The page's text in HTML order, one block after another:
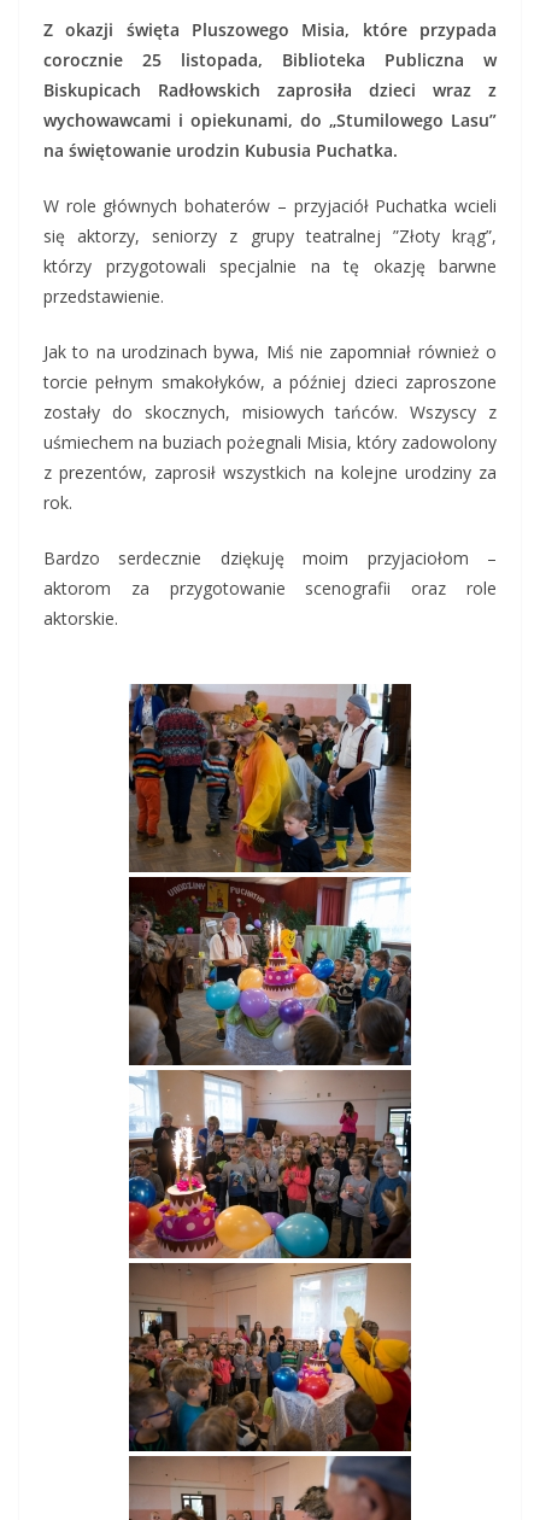
Z okazji święta Pluszowego Misia, które przypada
corocznie 25 listopada, Biblioteka Publiczna w
Biskupicach Radłowskich zaprosiła dzieci wraz z
wychowawcami i opiekunami, do „Stumilowego Lasu”
na świętowanie urodzin Kubusia Puchatka.
W role głównych bohaterów – przyjaciół Puchatka wcieli
się aktorzy, seniorzy z grupy teatralnej ”Złoty krąg”,
którzy przygotowali specjalnie na tę okazję barwne
przedstawienie.
Jak to na urodzinach bywa, Miś nie zapomniał również o
torcie pełnym smakołyków, a później dzieci zaproszone
zostały do skocznych, misiowych tańców. Wszyscy z
uśmiechem na buziach pożegnali Misia, który zadowolony
z prezentów, zaprosił wszystkich na kolejne urodziny za
rok.
Bardzo serdecznie dziękuję moim przyjaciołom –
aktorom za przygotowanie scenografii oraz role
aktorskie.